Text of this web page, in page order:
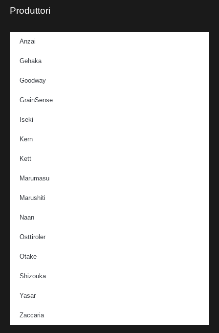
Produttori
Anzai
Gehaka
Goodway
GrainSense
Iseki
Kern
Kett
Marumasu
Marushiti
Naan
Osttiroler
Otake
Shizouka
Yasar
Zaccaria